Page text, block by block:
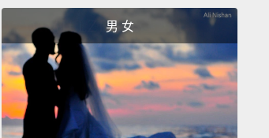
The best thing about
schemes is that they're guaranteed
色配色，因為這種配色方式只用了單
環上的顏色，並用你對飽和度和明度
男 女